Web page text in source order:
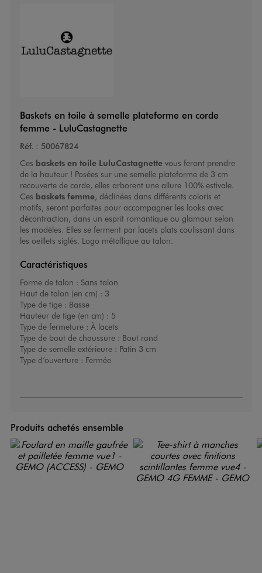
Baskets en toile à semelle plateforme en corde
femme - LuluCastagnette
Réf. : 50067824
Ces baskets en toile LuluCastagnette vous feront prendre
de la hauteur ! Posées sur une semelle plateforme de 3 cm
recouverte de corde, elles arborent une allure 100% estivale.
Ces baskets femme, déclinées dans différents coloris et
motifs, seront parfaites pour accompagner les looks avec
décontraction, dans un esprit romantique ou glamour selon
les modèles. Elles se ferment par lacets plats coulissant dans
les oeillets siglés. Logo métallique au talon.
Caractéristiques
Forme de talon : Sans talon
Haut de talon (en cm) : 3
Type de tige : Basse
Hauteur de tige (en cm) : 5
Type de fermeture : À lacets
Type de bout de chaussure : Bout rond
Type de semelle extérieure : Patin 3 cm
Type d’ouverture : Fermée
Produits achetés ensemble